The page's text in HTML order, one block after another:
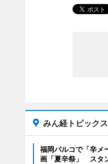
みん経トピックス
福岡パルコで「辛メ
画「夏辛祭」 スタ